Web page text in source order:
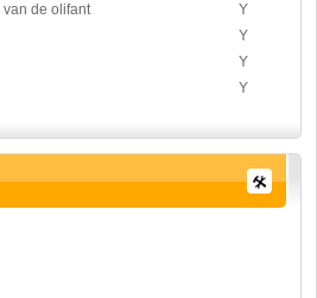
de olifant
Y
Y
Y
Y